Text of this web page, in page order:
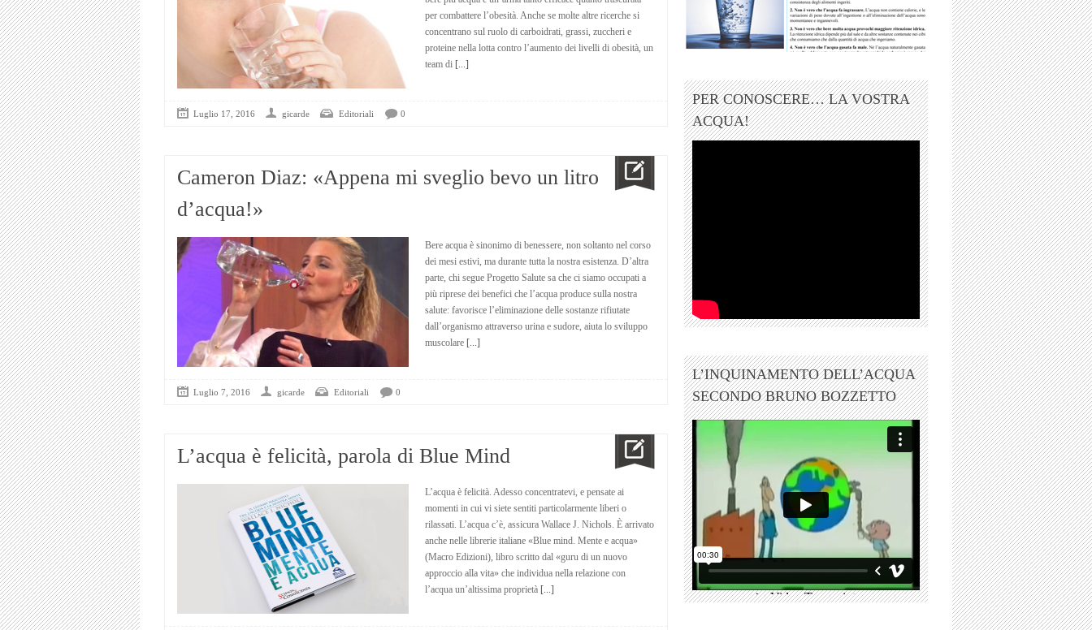
per combattere l’obesità. Anche se molte altre ricerche si
concentrano sul ruolo di carboidrati, grassi, zuccheri e
proteine nella lotta contro l’aumento dei livelli di obesità, un
team di [...]
Luglio 17, 2016 gicarde Editoriali 0
Cameron Diaz: «Appena mi sveglio bevo un litro
d’acqua!»
Bere acqua è sinonimo di benessere, non soltanto nel corso
dei mesi estivi, ma durante tutta la nostra esistenza. D’altra
parte, chi segue Progetto Salute sa che ci siamo occupati a
più riprese dei benefici che l’acqua produce sulla nostra
salute: favorisce l’eliminazione delle sostanze rifiutate
dall’organismo attraverso urina e sudore, aiuta lo sviluppo
muscolare [...]
Luglio 7, 2016 gicarde Editoriali 0
L’acqua è felicità, parola di Blue Mind
L’acqua è felicità. Adesso concentratevi, e pensate ai
momenti in cui vi siete sentiti particolarmente liberi o
rilassati. L’acqua c’è, assicura Wallace J. Nichols. È arrivato
anche nelle librerie italiane «Blue mind. Mente e acqua»
(Macro Edizioni), libro scritto dal «guru di un nuovo
approccio alla vita» che individua nella relazione con
l’acqua un’altissima proprietà [...]
PER CONOSCERE… LA VOSTRA
ACQUA!
L’INQUINAMENTO DELL’ACQUA
SECONDO BRUNO BOZZETTO